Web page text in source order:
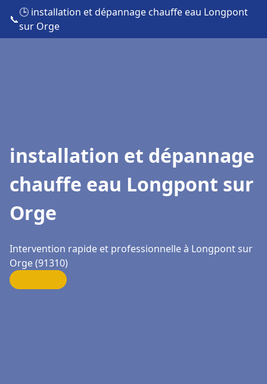
📞
🕒 installation et dépannage chauffe eau Longpont
sur Orge
installation et dépannage
chauffe eau Longpont sur
Orge
Intervention rapide et professionnelle à Longpont sur
Orge (91310)